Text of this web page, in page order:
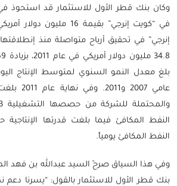
في “كويت إنرجي” بقيمة 16
إنرجي” في تحقيق أرباح متواصلة منذ
عامي 2007
النفط المكافئ يومياً.
وفي هذا السياق صرحّ السيد عبدالله بن فهد
بنك قطر الأول للاستثمار بالقول: “يسرنا دعم